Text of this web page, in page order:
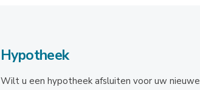
Hypotheek
Wilt u een hypotheek afsluiten voor uw nieuwe